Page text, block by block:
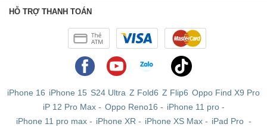
máy trần nguyên seal cùng bộ phụ kiện zin đảm bảo chất
HỖ TRỢ THANH TOÁN
iPhone 16 iPhone 15 S24 Ultra Z Fold6 Z Flip6 Oppo Find X9 Pro
iP 12 Pro Max- Oppo Reno16 - iPhone 11 pro-
iPhone 11 pro max- iPhone XR - iPhone XS Max- iPad Pro -